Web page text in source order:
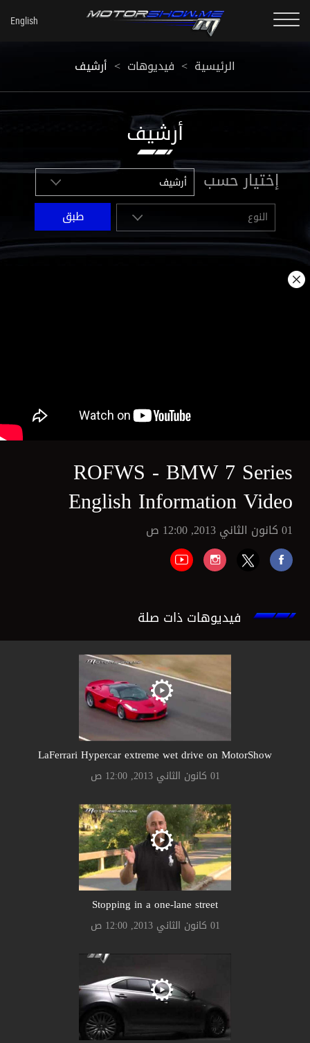
الرئيسية < فيديوهات < أرشيف
أرشيف
إختيار حسب
ROFWS - BMW 7 Series
English Information Video
01 كانون الثاني 2013, 12:00 ص
فيديوهات ذات صلة
LaFerrari Hypercar extreme wet drive on MotorShow
01 كانون الثاني 2013, 12:00 ص
Stopping in a one-lane street
01 كانون الثاني 2013, 12:00 ص